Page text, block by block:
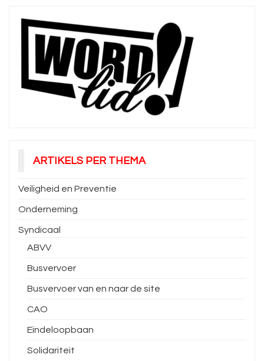
ARTIKELS PER THEMA
Veiligheid en Preventie
Onderneming
Syndicaal
ABVV
Busvervoer
Busvervoer van en naar de site
CAO
Eindeloopbaan
Solidariteit